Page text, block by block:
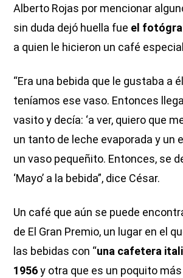
Alberto Rojas por mencionar
sin duda dejó huella fue el
a quien le hicieron un café
“Era una bebida que le gustaba a
teníamos ese vaso. Entonces
vasito y decía: ‘a ver, quiero que
un tanto de leche evaporada y un
un vaso pequeñito. Entonces, se
‘Mayo’ a la bebida”, dice César.
Un café que aún se puede
de El Gran Premio, un lugar en el
las bebidas con “una cafetera
1956y otra que es un poquito